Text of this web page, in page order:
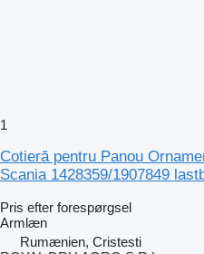
1
Cotieră pentru Panou
Scania 1428359/1907849
Pris efter forespørgsel
Armlæn
Rumænien, Cristesti